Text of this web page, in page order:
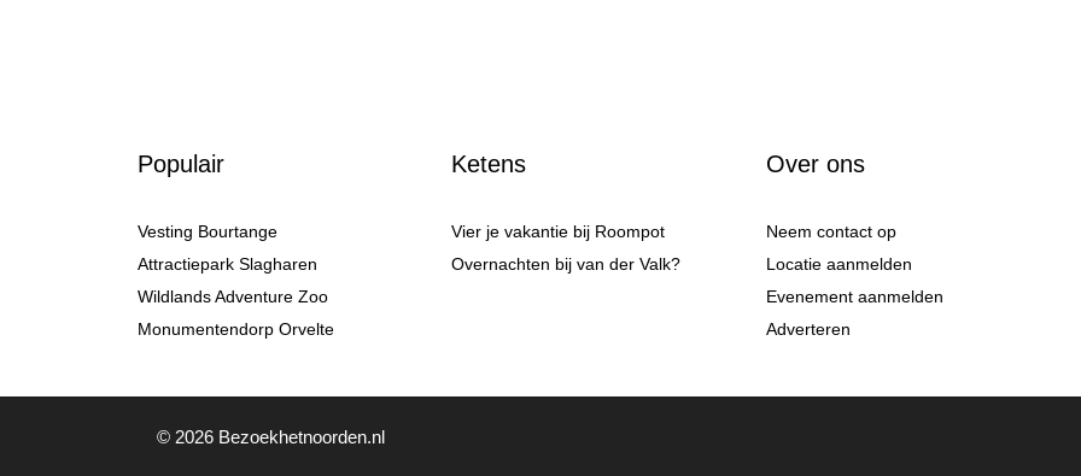
Populair
Vesting Bourtange
Attractiepark Slagharen
Wildlands Adventure Zoo
Monumentendorp Orvelte
Ketens
Vier je vakantie bij Roompot
Overnachten bij van der Valk?
Over ons
Neem contact op
Locatie aanmelden
Evenement aanmelden
Adverteren
© 2026 Bezoekhetnoorden.nl